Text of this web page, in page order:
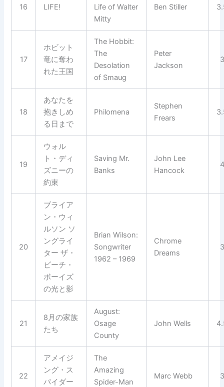
16 LIFE!
Life of Walter
Mitty
Ben Stiller
17
ホビット
竜に奪わ
れた王国
The Hobbit:
The
Desolation
of Smaug
Peter
Jackson
3
18
あなたを
抱きしめ
る日まで
Philomena
Stephen
Frears
19
ウォル
ト・ディ
ズニーの
約束
Saving Mr.
Banks
John Lee
Hancock
4
20
ブライア
ン・ウィ
ルソン ソ
ングライ
ター ザ・
ビーチ・
ボーイズ
の光と影
Brian Wilson:
Songwriter
1962 – 1969
Chrome
Dreams
3
21
8月の家族
たち
August:
Osage
County
John Wells
22
アメイジ
ング・ス
パイダー
The
Amazing
Spider-Man
Marc Webb 3